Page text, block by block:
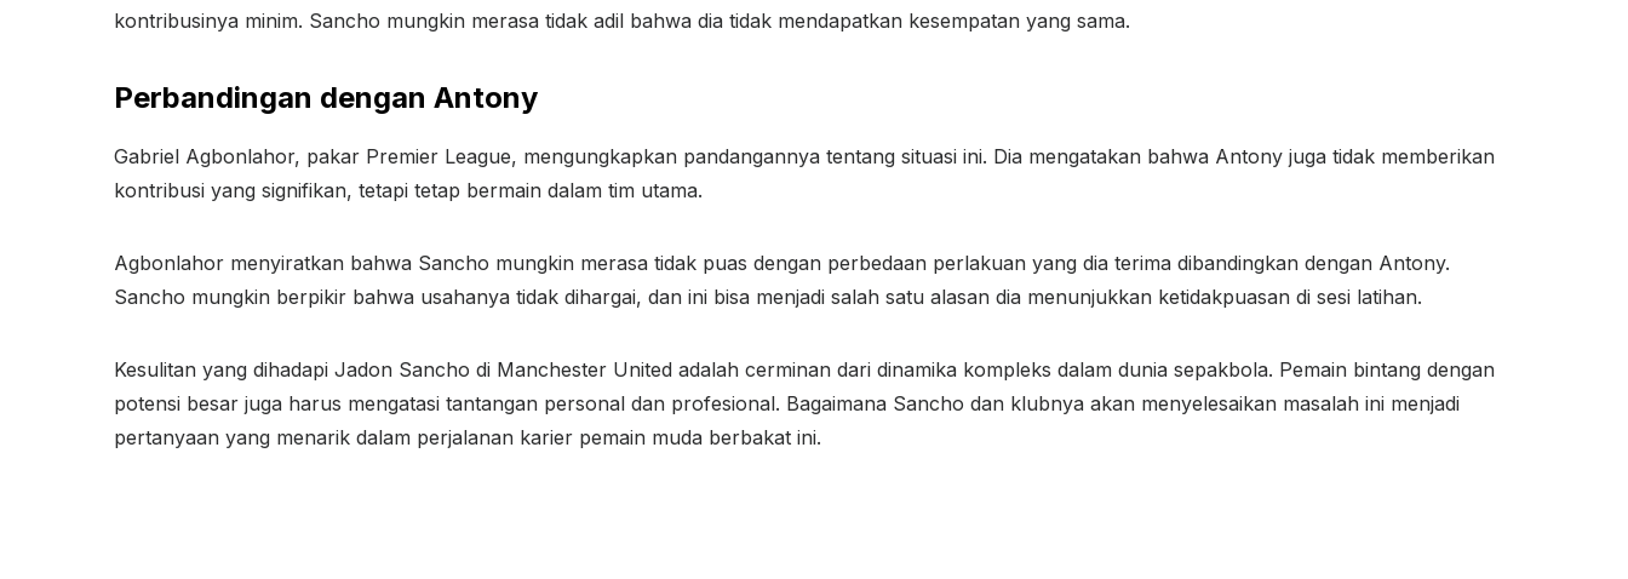
kontribusinya minim. Sancho mungkin merasa tidak adil bahwa dia tidak mendapatkan kesempatan yang sama.
Perbandingan dengan Antony
Gabriel Agbonlahor, pakar Premier League, mengungkapkan pandangannya tentang situasi ini. Dia mengatakan bahwa Antony juga tidak memberikan
kontribusi yang signifikan, tetapi tetap bermain dalam tim utama.
Agbonlahor menyiratkan bahwa Sancho mungkin merasa tidak puas dengan perbedaan perlakuan yang dia terima dibandingkan dengan Antony.
Sancho mungkin berpikir bahwa usahanya tidak dihargai, dan ini bisa menjadi salah satu alasan dia menunjukkan ketidakpuasan di sesi latihan.
Kesulitan yang dihadapi Jadon Sancho di Manchester United adalah cerminan dari dinamika kompleks dalam dunia sepakbola. Pemain bintang dengan
potensi besar juga harus mengatasi tantangan personal dan profesional. Bagaimana Sancho dan klubnya akan menyelesaikan masalah ini menjadi
pertanyaan yang menarik dalam perjalanan karier pemain muda berbakat ini.